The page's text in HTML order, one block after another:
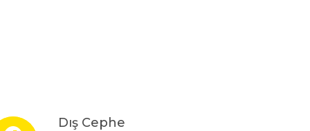
Dış Cephe